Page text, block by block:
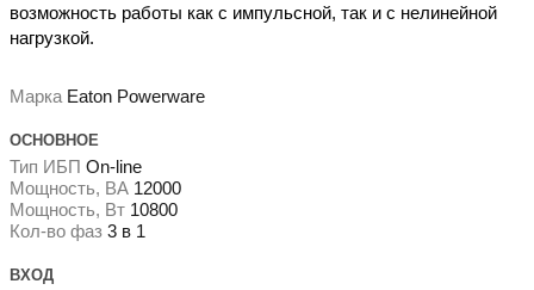
возможность работы как с импульсной, так и с нелинейной
нагрузкой.
Марка Eaton Powerware
ОСНОВНОЕ
Тип ИБП On-line
Мощность, ВА 12000
Мощность, Вт 10800
Кол-во фаз 3 в 1
ВХОД